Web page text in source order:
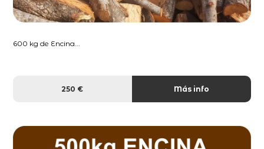
600 kg de Encina...
250 € Más info